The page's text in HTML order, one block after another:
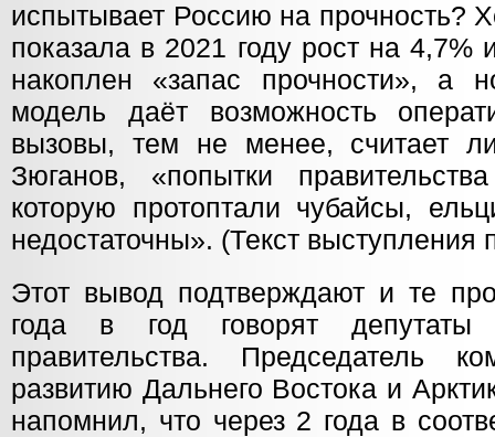
испытывает Россию на прочность?
показала в 2021 году рост на 4,7%
накоплен «запас прочности», а
модель даёт возможность
вызовы, тем не менее, считает
Зюганов, «попытки
которую протоптали чубайсы,
недостаточны». (Текст выступления
Этот вывод подтверждают и те
года в год говорят
правительства. Председатель
развитию Дальнего Востока и
напомнил, что через 2 года в